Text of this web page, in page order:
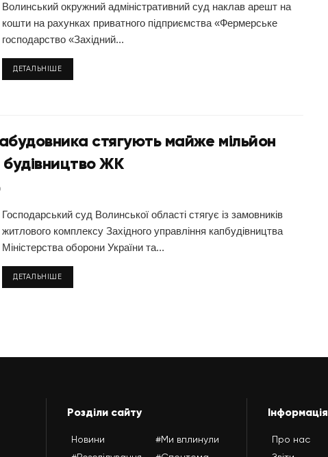
Волинський окружний адміністративний суд наклав арешт на
кошти на рахунках приватного підприємства «Фермерське
господарство «Західний...
ДЕТАЛЬНІШЕ
стягують майже мільйон
будівництво ЖК
Господарський суд Волинської області стягує із замовників
житлового комплексу Західного управління капбудівництва
Міністерства оборони України та...
ДЕТАЛЬНІШЕ
Розділи сайту
Новини
#Ми вплинули
Інформація
Про нас